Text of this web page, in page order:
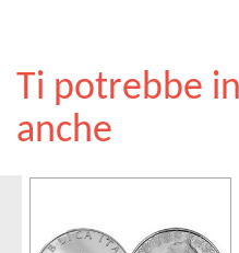
Ti potrebbe
anche